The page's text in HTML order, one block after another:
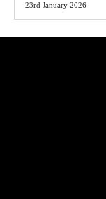
23rd January 2026